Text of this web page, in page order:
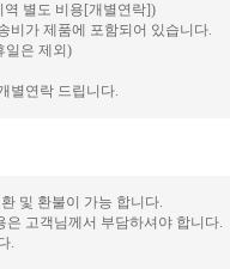
역 별도 비용[개별연락])
비가 제품에 포함되어 있습니다.
일은 제외)
별연락 드립니다.
및 환불이 가능 합니다.
고객님께서 부담하셔야 합니다.
.